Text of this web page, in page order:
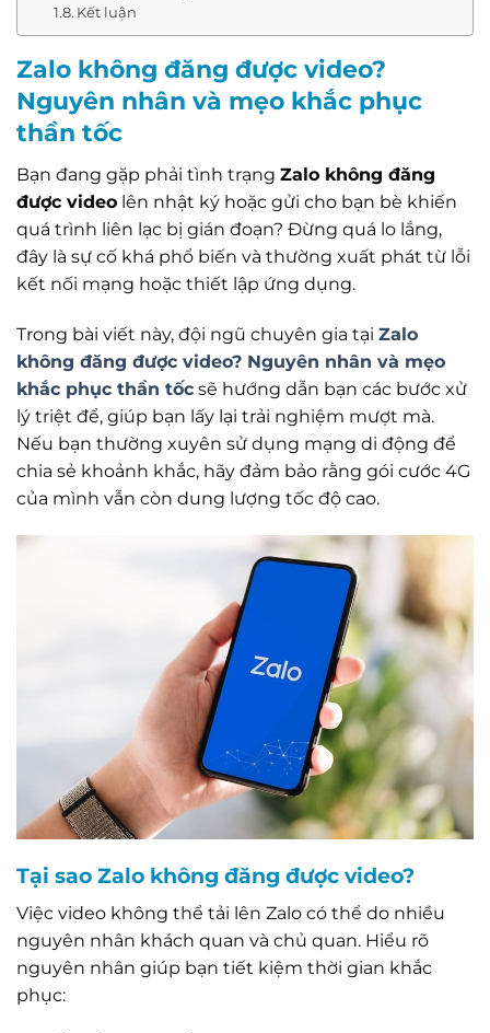
Kết luận
Zalo không đăng được video?
Nguyên nhân và mẹo khắc phục
thần tốc
Bạn đang gặp phải tình trạng Zalo không đăng
được video lên nhật ký hoặc gửi cho bạn bè khiến
quá trình liên lạc bị gián đoạn? Đừng quá lo lắng,
đây là sự cố khá phổ biến và thường xuất phát từ lỗi
kết nối mạng hoặc thiết lập ứng dụng.
Trong bài viết này, đội ngũ chuyên gia tại Zalo
không đăng được video? Nguyên nhân và mẹo
khắc phục thần tốc sẽ hướng dẫn bạn các bước xử
lý triệt để, giúp bạn lấy lại trải nghiệm mượt mà.
Nếu bạn thường xuyên sử dụng mạng di động để
chia sẻ khoảnh khắc, hãy đảm bảo rằng gói cước 4G
của mình vẫn còn dung lượng tốc độ cao.
Tại sao Zalo không đăng được video?
Việc video không thể tải lên Zalo có thể do nhiều
nguyên nhân khách quan và chủ quan. Hiểu rõ
nguyên nhân giúp bạn tiết kiệm thời gian khắc
phục: